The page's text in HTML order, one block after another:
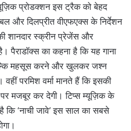
प्रोडक्शन इस ट्रैक को बेहद
और दिलप्रीत वीएफएक्स के निर्देशन
की शानदार स्क्रीन प्रेजेंस और
पैराडॉक्स का कहना है कि यह गाना
महसूस करने और खुलकर जश्न
परमिश वर्मा मानते हैं कि इसकी
मजबूर कर देगी। टिप्स म्यूज़िक के
है कि ‘नाची जावे’ इस साल का सबसे